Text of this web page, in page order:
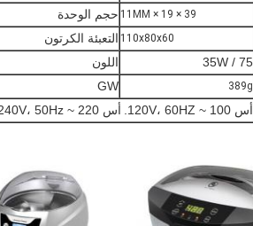
39 × 19 × 11MM حجم الوحدة
110x80x60 التعبئة الكرتون
75 / 35W اللون
389g
GW
أس 100 ~ 120V، 60HZ. أس 220 ~ 240V، 50Hz